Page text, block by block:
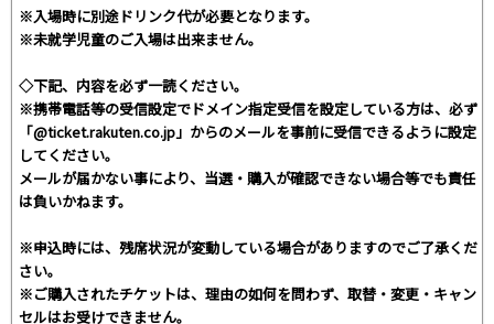
※入場時に別途ドリンク代が必要となります。
※未就学児童のご入場は出来ません。
◇下記、内容を必ず一読ください。
※携帯電話等の受信設定でドメイン指定受信を設定している方は、必ず
「@ticket.rakuten.co.jp」からのメールを事前に受信できるように設定
してください。
メールが届かない事により、当選・購入が確認できない場合等でも責任
は負いかねます。
※申込時には、残席状況が変動している場合がありますのでご了承くだ
さい。
※ご購入されたチケットは、理由の如何を問わず、取替・変更・キャン
セルはお受けできません。